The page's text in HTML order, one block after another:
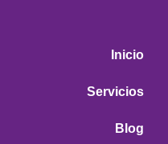
Inicio
Servicios
Blog